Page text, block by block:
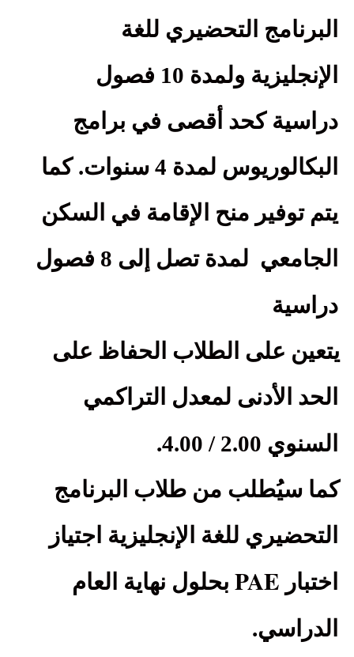
البرنامج التحضيري للغة
الإنجليزية ولمدة 10 فصول
دراسية كحد أقصى في برامج
البكالوريوس لمدة 4 سنوات. كما
يتم توفير منح الإقامة في السكن
الجامعي
لمدة تصل إلى 8 فصول
دراسية
يتعين على الطلاب الحفاظ على
الحد الأدنى لمعدل التراكمي
السنوي 2.00 / 4.00
.
كما سيُطلب من طلاب البرنامج
التحضيري للغة الإنجليزية اجتياز
اختبار PAE بحلول نهاية العام
الدراسي.